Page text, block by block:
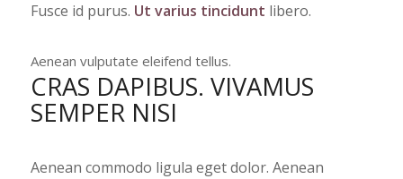
Fusce id purus. Ut varius tincidunt libero.
Aenean vulputate eleifend tellus.
CRAS DAPIBUS. VIVAMUS
SEMPER NISI
Aenean commodo ligula eget dolor. Aenean